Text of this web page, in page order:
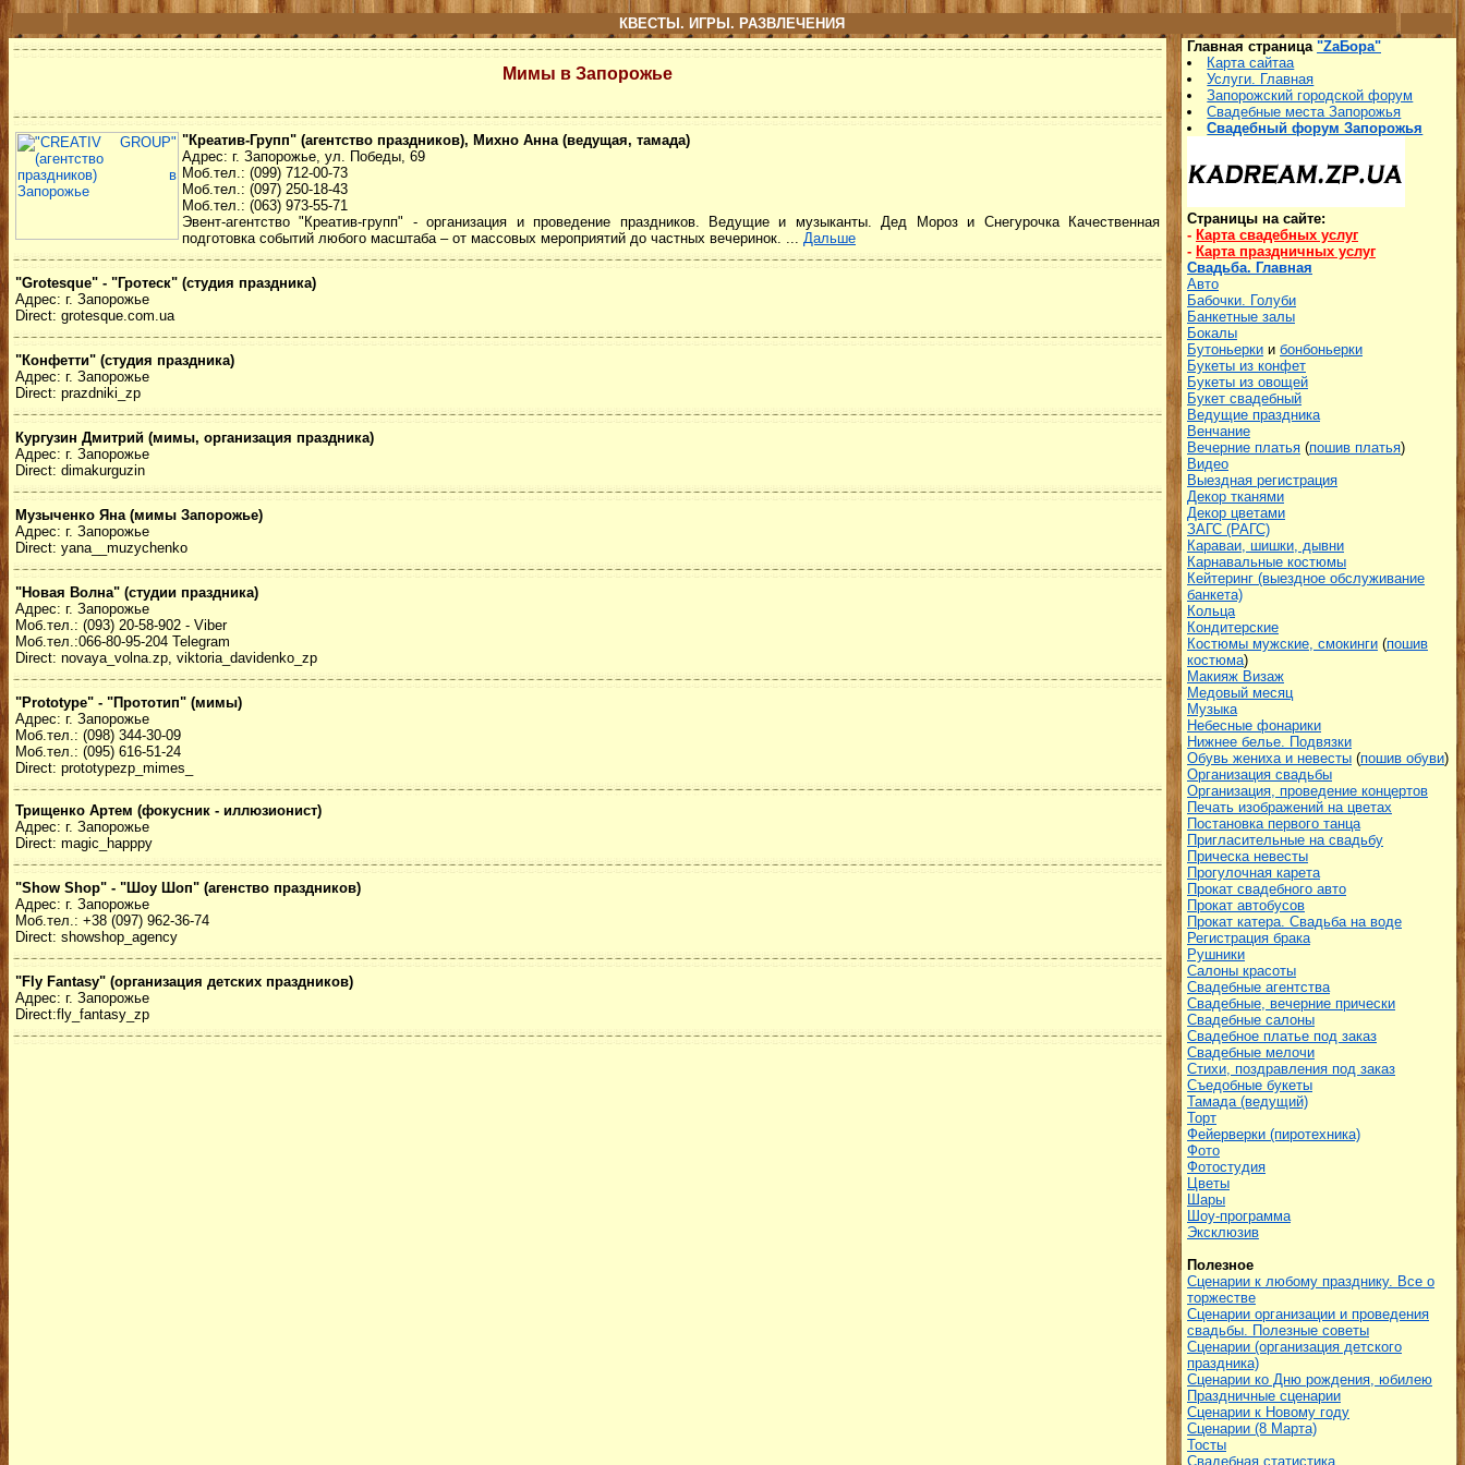
КВЕСТЫ. ИГРЫ. РАЗВЛЕЧЕНИЯ
Мимы в Запорожье
"Креатив-Групп" (агентство праздников), Михно Анна (ведущая, тамада)
Адрес: г. Запорожье, ул. Победы, 69
Моб.тел.: (099) 712-00-73
Моб.тел.: (097) 250-18-43
Моб.тел.: (063) 973-55-71
Эвент-агентство "Креатив-групп" - организация и проведение праздников. Ведущие и музыканты. Дед Мороз и Снегурочка Качественная
подготовка событий любого масштаба – от массовых мероприятий до частных вечеринок. ... Дальше
"Grotesque" - "Гротеск" (студия праздника)
Адрес: г. Запорожье
Direct: grotesque.com.ua
"Конфетти" (студия праздника)
Адрес: г. Запорожье
Direct: prazdniki_zp
Кургузин Дмитрий (мимы, организация праздника)
Адрес: г. Запорожье
Direct: dimakurguzin
Музыченко Яна (мимы Запорожье)
Адрес: г. Запорожье
Direct: yana__muzychenko
"Новая Волна" (студии праздника)
Адрес: г. Запорожье
Моб.тел.: (093) 20-58-902 - Viber
Моб.тел.:066-80-95-204 Telegram
Direct: novaya_volna.zp, viktoria_davidenko_zp
"Рrototype" - "Прототип" (мимы)
Адрес: г. Запорожье
Моб.тел.: (098) 344-30-09
Моб.тел.: (095) 616-51-24
Direct: prototypezp_mimes_
Трищенко Артем (фокусник - иллюзионист)
Адрес: г. Запорожье
Direct: magic_happpy
"Show Shop" - "Шоу Шоп" (агенство праздников)
Адрес: г. Запорожье
Моб.тел.: +38 (097) 962-36-74
Direct: showshop_agency
"Fly Fantasy" (организация детских праздников)
Адрес: г. Запорожье
Direct:fly_fantasy_zp
Главная страница "ZаБора"
Карта сайтаа
Услуги. Главная
Запорожский городской форум
Свадебные места Запорожья
Свадебный форум Запорожья
Страницы на сайте:
- Карта свадебных услуг
- Карта праздничных услуг
Свадьба. Главная
Авто
Бабочки. Голуби
Банкетные залы
Бокалы
Бутоньерки и бонбоньерки
Букеты из конфет
Букеты из овощей
Букет свадебный
Ведущие праздника
Венчание
Вечерние платья (пошив платья)
Видео
Выездная регистрация
Декор тканями
Декор цветами
ЗАГС (РАГС)
Караваи, шишки, дывни
Карнавальные костюмы
Кейтеринг (выездное обслуживание
банкета)
Кольца
Кондитерские
Костюмы мужские, смокинги (пошив
костюма)
Макияж Визаж
Медовый месяц
Музыка
Небесные фонарики
Нижнее белье. Подвязки
Обувь жениха и невесты (пошив обуви)
Организация свадьбы
Организация, проведение концертов
Печать изображений на цветах
Постановка первого танца
Пригласительные на свадьбу
Прическа невесты
Прогулочная карета
Прокат свадебного авто
Прокат автобусов
Прокат катера. Свадьба на воде
Регистрация брака
Рушники
Салоны красоты
Свадебные агентства
Свадебные, вечерние прически
Свадебные салоны
Свадебное платье под заказ
Свадебные мелочи
Стихи, поздравления под заказ
Съедобные букеты
Тамада (ведущий)
Торт
Фейерверки (пиротехника)
Фото
Фотостудия
Цветы
Шары
Шоу-программа
Эксклюзив
Полезное
Сценарии к любому празднику. Все о
торжестве
Сценарии организации и проведения
свадьбы. Полезные советы
Сценарии (организация детского
праздника)
Сценарии ко Дню рождения, юбилею
Праздничные сценарии
Сценарии к Новому году
Сценарии (8 Марта)
Тосты
Свадебная статистика